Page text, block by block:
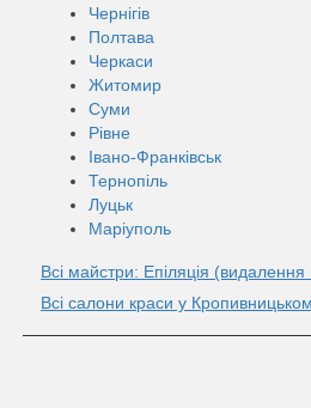
Чернігів
Полтава
Черкаси
Житомир
Суми
Рівне
Івано-Франківськ
Тернопіль
Луцьк
Маріуполь
Всі майстри: Епіляція
Всі салони краси у